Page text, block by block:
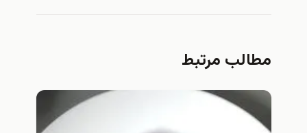
مطالب مرتبط